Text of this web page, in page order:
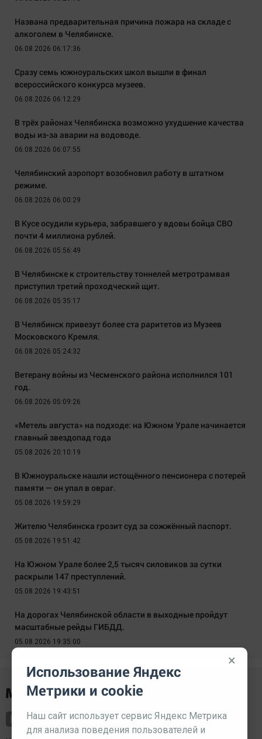
Названа предварительная причина пожара на складе с
алкоголем в Челябинске.
06.08.2026 06:17:36
Сразу семь южноуральских школ вышли в финал
всероссийского конкурса музеев.
06.08.2026 06:12:29
В трёх районах Челябинска возможно ухудшение качества
воды из-за аварии на водоводе.
06.08.2026 06:07:55
Челябинский аэропорт возобновил работу в штатном
режиме.
06.08.2026 06:00:29
В Кусе осудили курьера, забравшего у вдовы бойца СВО
почти 4 миллиона рублей.
06.08.2026 05:56:49
В Челябинске к строительству тоннелей метротрамвая
приступил третий проходческий щит.
06.08.2026 05:35:17
В Челябинск привезут более ста раритетов из Музеев
Московского Кремля.
06.08.2026 05:24:32
Ветерану войны из Чесменского района исполнился 101
год.
06.08.2026 05:09:26
«Метель августа» на подходе: на Южном Урале начинается
главный звездопад года
05.08.2026 20:10:19
В Южноуральске нашли истощённого пенсионера с потерей
памяти — он упал в овраг.
05.08.2026 19:59:29
Жителю Челябинска грозит суд за сожжённый паспорт.
05.08.2026 19:51:42
На Южном Урале более 2,5 тысяч силовиков за сутки
раскрыли 147 преступлений.
05.08.2026 19:43:51
На дорогах Челябинской области в выходные пройдут
масштабные рейды ГИБДД.
05.08.2026 19:35:00
×
Использование Яндекс
Метрики и cookie
Наш сайт использует сервис Яндекс Метрика
для анализа поведения пользователей и